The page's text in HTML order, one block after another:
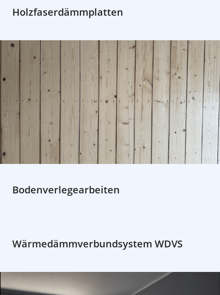
Holzfaserdämmplatten
Bodenverlegearbeiten
Wärmedämmverbundsystem WDVS